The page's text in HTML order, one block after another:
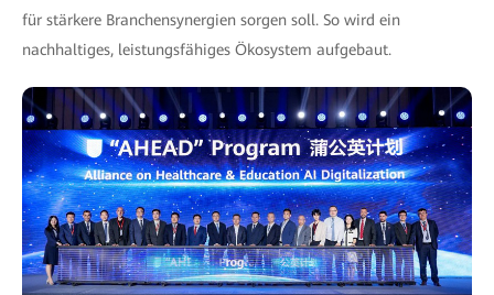
für stärkere Branchensynergien sorgen soll. So wird ein
nachhaltiges, leistungsfähiges Ökosystem aufgebaut.